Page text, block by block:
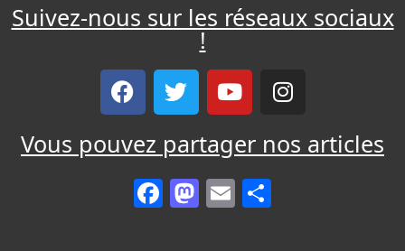
Suivez-nous sur les réseaux sociaux
!
Vous pouvez partager nos articles
Facebook
Mastodon
Email